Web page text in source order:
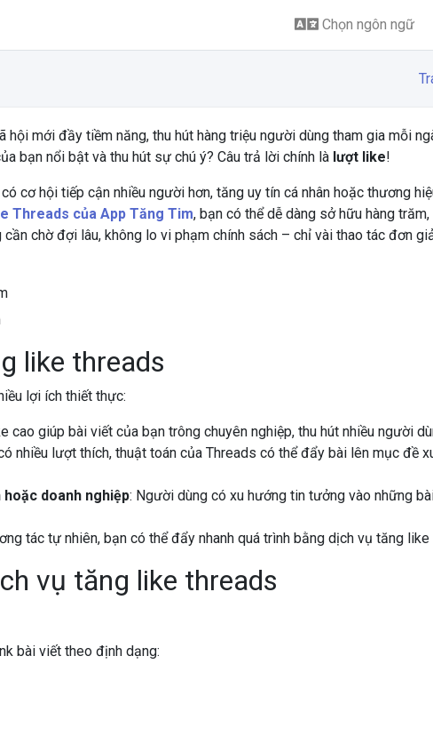
Chọn ngôn ngữ
hội mới đầy tiềm năng, thu hút hàng triệu người dùng tham gia mỗi
bạn nổi bật và thu hút sự chú ý? Câu trả lời chính là lượt like!
cơ hội tiếp cận nhiều người hơn, tăng uy tín cá nhân hoặc thương
Threads của App Tăng Tim, bạn có thể dễ dàng sở hữu hàng
cần chờ đợi lâu, không lo vi phạm chính sách – chỉ vài thao tác đơn
like threads
lợi ích thiết thực:
cao giúp bài viết của bạn trông chuyên nghiệp, thu hút nhiều người
nhiều lượt thích, thuật toán của Threads có thể đẩy bài lên mục đề
doanh nghiệp: Người dùng có xu hướng tin tưởng vào những
tác tự nhiên, bạn có thể đẩy nhanh quá trình bằng dịch vụ tăng like
vụ tăng like threads
bài viết theo định dạng: